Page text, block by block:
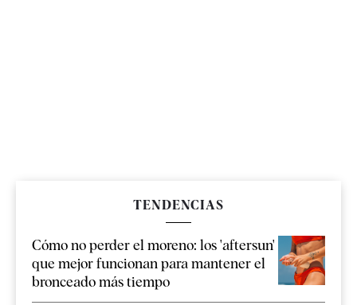
TENDENCIAS
Cómo no perder el moreno: los 'aftersun'
que mejor funcionan para mantener el
bronceado más tiempo